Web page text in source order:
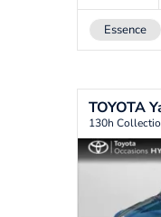
Essence
TOYOTA
130h